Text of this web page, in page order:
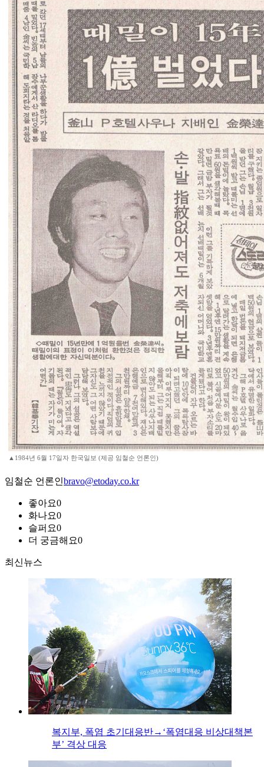
▲1984년 6월 17일자 한국일보 (제공 임철순 언론인)
임철순 언론인bravo@etoday.co.kr
좋아요0
화나요0
슬퍼요0
더 궁금해요0
최신뉴스
복지부, 폭염 초기대응반→‘폭염대응 비상대책본
부’ 격상 대응